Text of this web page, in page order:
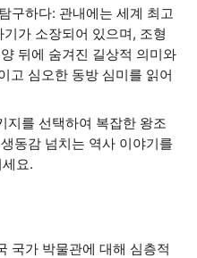
구하다: 관내에는 세계 최고
가 소장되어 있으며, 조형
뒤에 숨겨진 길상적 의미와
고 심오한 동방 심미를 읽어
지를 선택하여 복잡한 왕조
동감 넘치는 역사 이야기를
요.
국가 박물관에 대해 심층적